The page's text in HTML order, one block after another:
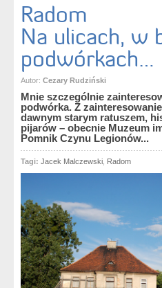
Ziemia Radomska
Radom. Na ulicach, w bramach,
Radom
Na ulicach, w
podwórkach…
Autor: Cezary Rudziński
Mnie szczególnie
podwórka. Z
dawnym starym ratuszem,
pijarów – obecnie Muzeum
Pomnik Czynu Legionów...
Tagi: Jacek Malczewski Radom